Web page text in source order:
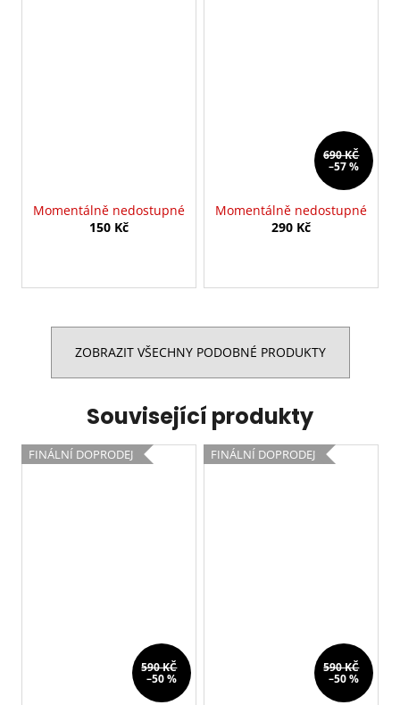
Momentálně nedostupné
150 Kč
690 KČ
–57 %
Momentálně nedostupné
290 Kč
ZOBRAZIT VŠECHNY PODOBNÉ PRODUKTY
Související produkty
FINÁLNÍ DOPRODEJ
590 KČ
–50 %
FINÁLNÍ DOPRODEJ
590 KČ
–50 %